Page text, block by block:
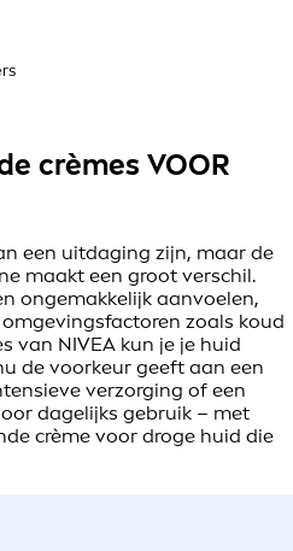
crèmes VOOR
een uitdaging zijn, maar de
maakt een groot verschil.
ongemakkelijk aanvoelen,
zoals koud
van NIVEA kun je je huid
de voorkeur geeft aan een
verzorging of een
dagelijks gebruik – met
crème voor droge huid die